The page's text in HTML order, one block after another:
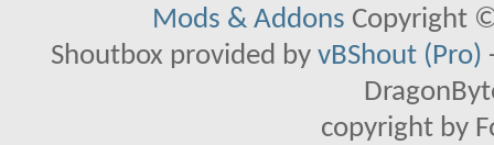
Mods & Addons Copyright
Shoutbox provided by vBShout (Pro)
copyright by